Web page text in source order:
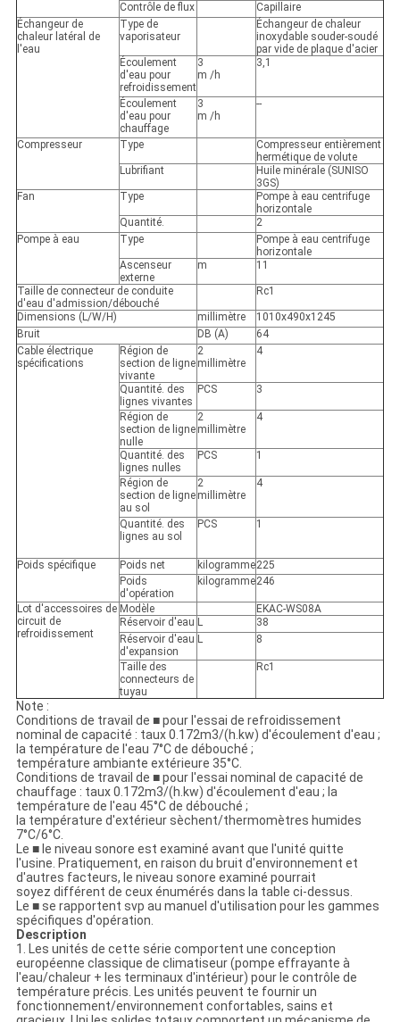
Contrôle de flux
Capillaire
Échangeur de
chaleur latéral de
l'eau
Type de
vaporisateur
Échangeur de chaleur
inoxydable souder-soudé
par vide de plaque d'acier
Écoulement
d'eau pour
refroidissement
3
m /h
3,1
Écoulement
d'eau pour
chauffage
3
m /h
--
Compresseur Type
Compresseur entièrement
hermétique de volute
Lubrifiant
Huile minérale (SUNISO
3GS)
Fan
Type
Pompe à eau centrifuge
horizontale
Quantité.
2
Pompe à eau
Type
Pompe à eau centrifuge
horizontale
Ascenseur
externe
m 11
Taille de connecteur de conduite
d'eau d'admission/débouché
Rc1
Dimensions (L/W/H) millimètre
1010x490x1245
Bruit
DB (A)
64
Cable électrique
spécifications
Région de
section de ligne
vivante
2
millimètre
4
Quantité. des
lignes vivantes
PCS 3
Région de
section de ligne
nulle
2
millimètre
4
Quantité. des
lignes nulles
PCS 1
Région de
section de ligne
au sol
2
millimètre
4
Quantité. des
lignes au sol
PCS 1
Poids spécifique Poids net kilogramme225
Poids
d'opération
kilogramme246
Lot d'accessoires de
circuit de
refroidissement
Modèle
EKAC-WS08A
Réservoir d'eau L
38
Réservoir d'eau
d'expansion
L 8
Taille des
connecteurs de
tuyau
Rc1
Note :
Conditions de travail de ■ pour l'essai de refroidissement
nominal de capacité : taux 0.172m3/(h.kw) d'écoulement d'eau ;
la température de l'eau 7°C de débouché ;
température ambiante extérieure 35°C.
Conditions de travail de ■ pour l'essai nominal de capacité de
chauffage : taux 0.172m3/(h.kw) d'écoulement d'eau ; la
température de l'eau 45°C de débouché ;
la température d'extérieur sèchent/thermomètres humides
7°C/6°C.
Le ■ le niveau sonore est examiné avant que l'unité quitte
l'usine. Pratiquement, en raison du bruit d'environnement et
d'autres facteurs, le niveau sonore examiné pourrait
soyez différent de ceux énumérés dans la table ci-dessus.
Le ■ se rapportent svp au manuel d'utilisation pour les gammes
spécifiques d'opération.
Description
1. Les unités de cette série comportent une conception
européenne classique de climatiseur (pompe effrayante à
l'eau/chaleur + les terminaux d'intérieur) pour le contrôle de
température précis. Les unités peuvent te fournir un
fonctionnement/environnement confortables, sains et